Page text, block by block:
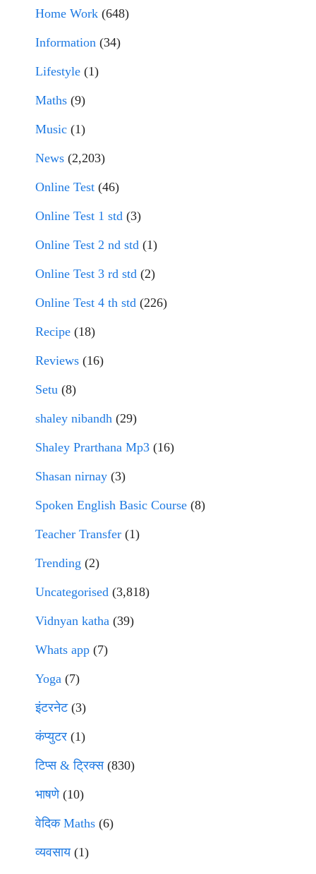
Home Work (648)
Information (34)
Lifestyle (1)
Maths (9)
Music (1)
News (2,203)
Online Test (46)
Online Test 1 std (3)
Online Test 2 nd std (1)
Online Test 3 rd std (2)
Online Test 4 th std (226)
Recipe (18)
Reviews (16)
Setu (8)
shaley nibandh (29)
Shaley Prarthana Mp3 (16)
Shasan nirnay (3)
Spoken English Basic Course (8)
Teacher Transfer (1)
Trending (2)
Uncategorised (3,818)
Vidnyan katha (39)
Whats app (7)
Yoga (7)
इंटरनेट(3)
कंप्युटर (1)
टिप्स & ट्रिक्स(830)
भाषणे(10)
वेदिक Maths (6)
व्यवसाय(1)